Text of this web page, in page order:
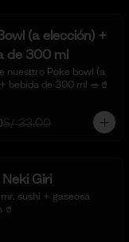
(a elección) +
de 300 ml
nuesttro Poke bowl (a
bebida de 300 ml 🥗🥤
S/ 33.00
Giri
sushi + gaseosa